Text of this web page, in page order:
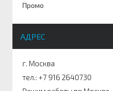
Промо
АДРЕС
г. Москва
тел.: +7 916 2640730